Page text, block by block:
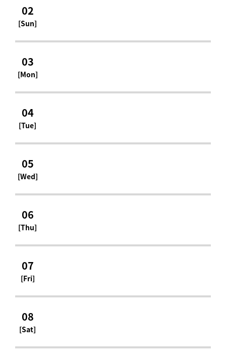
02
[Sun]
03
[Mon]
04
[Tue]
05
[Wed]
06
[Thu]
07
[Fri]
08
[Sat]